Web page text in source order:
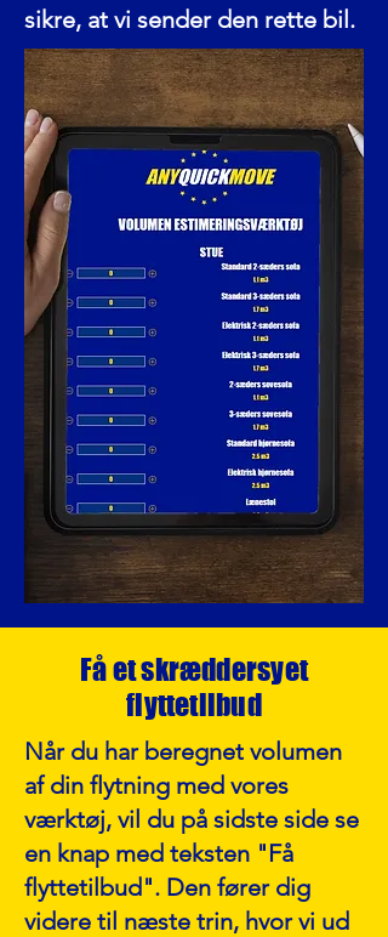
sikre, at vi sender den rette bil.
Få et skræddersyet
flyttetilbud
Når du har beregnet volumen
af din flytning med vores
værktøj, vil du på sidste side se
en knap med teksten "Få
flyttetilbud". Den fører dig
videre til næste trin, hvor vi ud